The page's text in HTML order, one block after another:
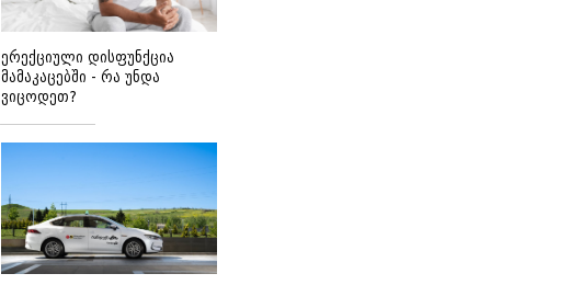
ერექციული დისფუნქცია
მამაკაცებში - რა უნდა
ვიცოდეთ?